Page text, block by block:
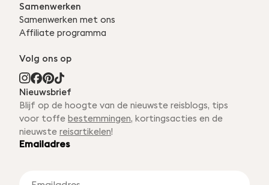
Samenwerken
Samenwerken met ons
Affiliate programma
Volg ons op
Nieuwsbrief
Blijf op de hoogte van de nieuwste reisblogs, tips
voor toffe bestemmingen, kortingsacties en de
nieuwste reisartikelen!
Emailadres